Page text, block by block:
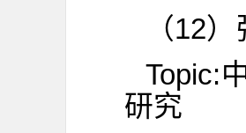
（12
Topic:
研究